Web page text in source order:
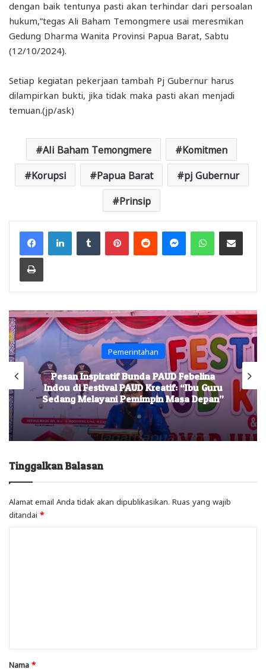
dengan baik tentunya pasti akan terhindar dari persoalan
hukum,”tegas Ali Baham Temongmere usai meresmikan
Gedung Dharma Wanita Provinsi Papua Barat, Sabtu
(12/10/2024).
Setiap kegiatan pekerjaan tambah Pj Gubernur harus
dilampirkan bukti, jika tidak maka pasti akan menjadi
temuan.(jp/ask)
Ali Baham Temongmere Komitmen
Korupsi Papua Barat pj Gubernur
Prinsip
FacebookLinkedInTumblr PinterestReddit MessengerWhatsAppShare via Email
Print
Pemerintahan
Pesan Inspiratif Bunda PAUD Febelina
Indou di Festival PAUD Kreatif: “Ibu Guru
Sedang Melayani Pemimpin Masa Depan”
Tinggalkan Balasan
Alamat email Anda tidak akan dipublikasikan. Ruas yang wajib
ditandai *
rNama *